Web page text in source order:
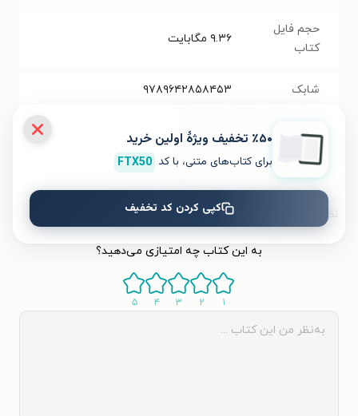
حجم فایل
کتاب
۹.۳۶ مگابایت
شابک ۹۷۸۹۶۴۲۸۵۸۴۵۳
تعداد صفحه‌ها ۱۸ صفحه
قیمت کتاب
نظر شما دربارهٔ این کتاب
به این کتاب چه امتیازی می‌دهید؟
۱ ۲ ۳ ۴ ۵
٪۵۰ تخفیف ویژۀ اولین خرید
برای کتاب‌های متنی، با کد FTX50
کپی کردن کد تخفیف